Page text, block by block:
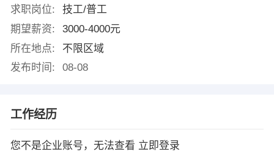
求职岗位:
技工/普工
期望薪资:
3000-4000元
所在地点:
不限区域
发布时间:
08-08
工作经历
您不是企业账号，无法查看 立即登录